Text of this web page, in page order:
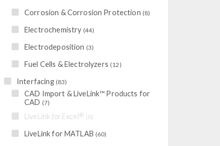
Corrosion & Corrosion Protection (8)
Electrochemistry (44)
Electrodeposition (3)
Fuel Cells & Electrolyzers (12)
Interfacing (83)
CAD Import & LiveLink™ Products for
CAD (7)
LiveLink forExcel® (0)
LiveLink for MATLAB (60)